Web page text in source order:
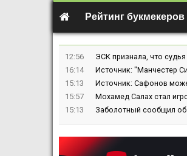
Рейтинг букмекеров
12:56
ЭСК признала, что
16:14
Источник: "Манчестер
15:13
Источник: Сафонов
15:57
Мохамед Салах стал
15:13
Заболотный сообщил об